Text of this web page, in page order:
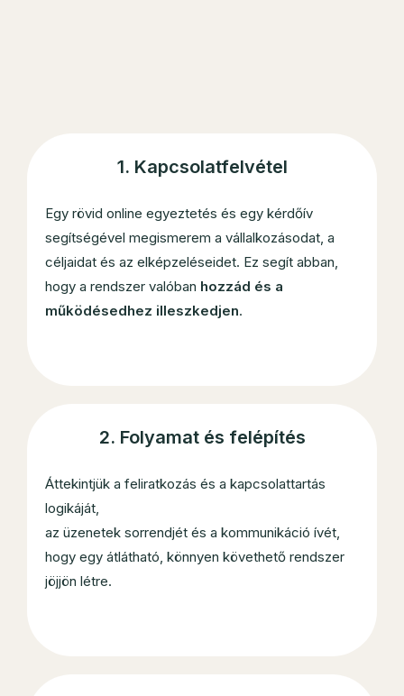
1. Kapcsolatfelvétel
Egy rövid online egyeztetés és egy kérdőív
segítségével megismerem a vállalkozásodat, a
céljaidat és az elképzeléseidet. Ez segít abban,
hogy a rendszer valóban hozzád és a
működésedhez illeszkedjen.
2. Folyamat és felépítés
Áttekintjük a feliratkozás és a kapcsolattartás
logikáját,
az üzenetek sorrendjét és a kommunikáció ívét,
hogy egy átlátható, könnyen követhető rendszer
jöjjön létre.